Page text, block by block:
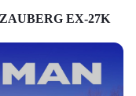
EX-27K